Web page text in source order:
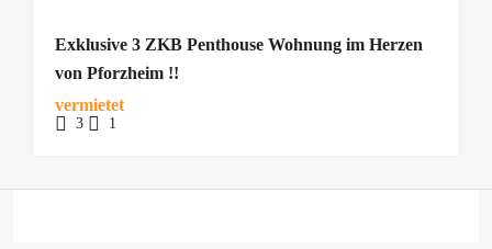
Exklusive 3 ZKB Penthouse Wohnung im Herzen
von Pforzheim !!
vermietet
3 1